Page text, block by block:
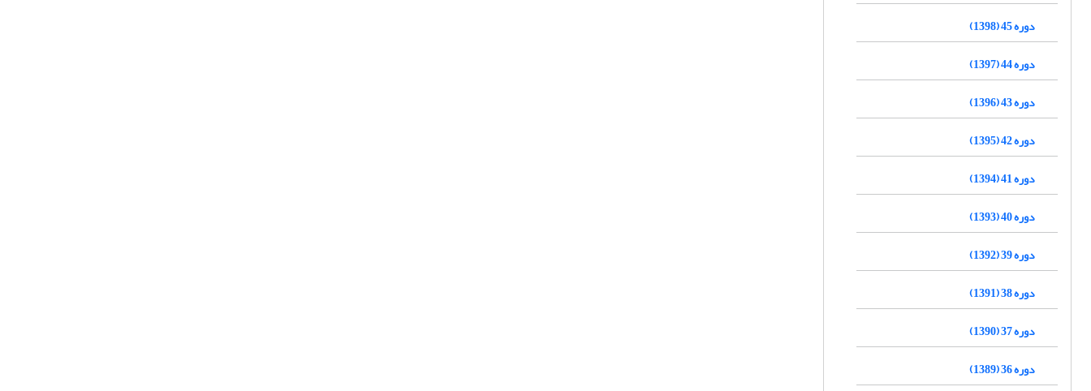
دوره 45 (1398)
دوره 44 (1397)
دوره 43 (1396)
دوره 42 (1395)
دوره 41 (1394)
دوره 40 (1393)
دوره 39 (1392)
دوره 38 (1391)
دوره 37 (1390)
دوره 36 (1389)